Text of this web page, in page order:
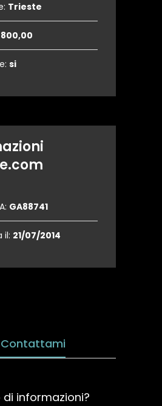
Trieste
si
GA88741
il: 21/07/2014
Contattami
di informazioni?